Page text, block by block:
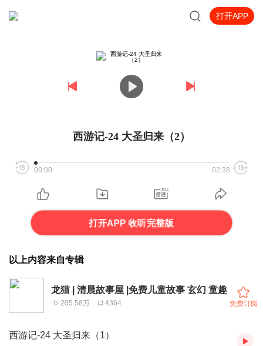
打开APP
西游记-24 大圣归来（2）
00:00 02:38
打开APP 收听完整版
以上内容来自专辑
龙猫 | 清晨故事屋 |免费儿童故事 玄幻 童趣
205.58万 4364 免费订阅
西游记-24 大圣归来（1）